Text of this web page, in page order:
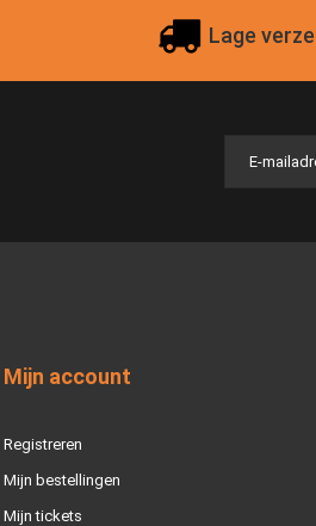
Lage
Mijn account
Registreren
Mijn bestellingen
Mijn tickets